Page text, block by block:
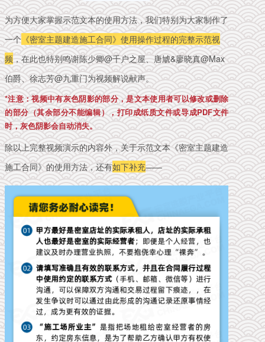
为方便大家掌握示范文本的使用方法，我们特别为大家制作了
一个 《密室主题建造施工合同》使用操作过程的完整示范视
频，在此也特别鸣谢陈少卿@千户之屋、唐虓&廖晓真@Max
伯爵、徐志芳@九重门为视频解说献声。
*注意：视频中有灰色阴影的部分，是文本使用者可以修改或删除
的部分（其余部分不能编辑），打印成纸质文件或导成PDF文件
时，灰色阴影会自动消失。
除以上完整视频演示的内容外，关于示范文本《密室主题建造
施工合同》的使用方法，还有如下补充——